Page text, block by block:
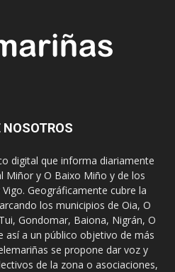
NOSOTROS
digital que informa diariamente
Miñor y O Baixo Miño y de los
Geográficamente cubre la
los municipios de Oia, O
Gondomar, Baiona, Nigrán, O
así a un público objetivo de más
se propone dar voz y
de la zona o asociaciones,